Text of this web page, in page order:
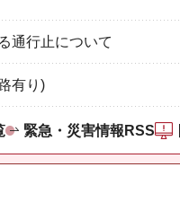
通行止について
有り)
緊急・災害情報RSS